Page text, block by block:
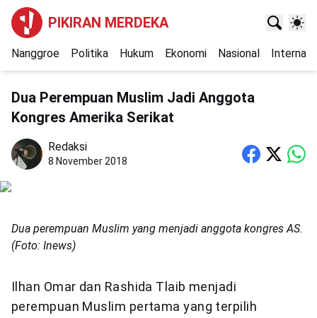
PIKIRAN MERDEKA
Nanggroe Politika Hukum Ekonomi Nasional
Dua Perempuan Muslim Jadi Anggota
Kongres Amerika Serikat
Redaksi
8 November 2018
Dua perempuan Muslim yang menjadi anggota kongres AS.
(Foto: Inews)
Ilhan Omar dan Rashida Tlaib menjadi
perempuan Muslim pertama yang terpilih